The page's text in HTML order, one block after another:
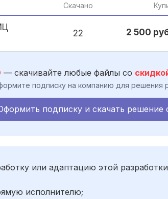
Скачано
22 2 500
— скачивайте любые файлы со
подписку на компанию для решения
подписку и скачать решение
или адаптацию этой
исполнителю;